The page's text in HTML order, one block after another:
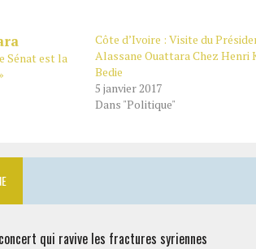
Sénat est la
Côte d’Ivoire : Visite du
Alassane Ouattara Chez Henri
Bedie
5 janvier 2017
Dans "Politique"
qui ravive les fractures syriennes